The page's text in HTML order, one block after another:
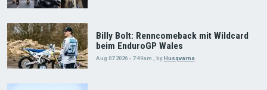
Billy Bolt: Renncomeback mit Wildcard
beim EnduroGP Wales
Aug 07 2026 - 7:49am byHusqvarna